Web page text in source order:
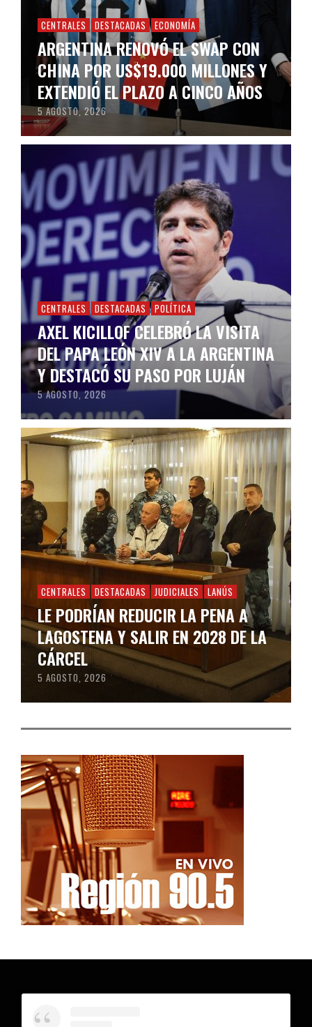
CENTRALES DESTACADAS ECONOMÍA
ARGENTINA RENOVÓ EL SWAP CON
CHINA POR US$19.000 MILLONES Y
EXTENDIÓ EL PLAZO A CINCO AÑOS
5 AGOSTO, 2026
CENTRALES DESTACADAS POLÍTICA
AXEL KICILLOF CELEBRÓ LA VISITA
DEL PAPA LEÓN XIV A LA ARGENTINA
Y DESTACÓ SU PASO POR LUJÁN
5 AGOSTO, 2026
CENTRALES DESTACADAS JUDICIALES LANÚS
LE PODRÍAN REDUCIR LA PENA A
LAGOSTENA Y SALIR EN 2028 DE LA
CÁRCEL
5 AGOSTO, 2026